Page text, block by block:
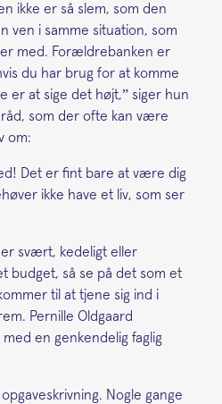
ikke er så slem, som den
ven i samme situation, som
med. Forældrebanken er
du har brug for at komme
er at sige det højt,” siger hun
som der ofte kan være
om:
Det er fint bare at være dig
ikke have et liv, som ser
svært, kedeligt eller
budget, så se på det som et
til at tjene sig ind i
Pernille Oldgaard
en genkendelig faglig
Nogle gange